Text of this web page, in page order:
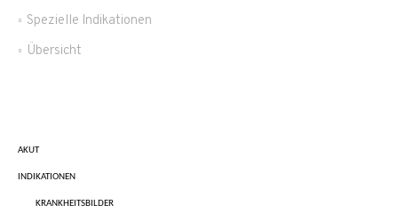
Spezielle Indikationen
Übersicht
AKUT
INDIKATIONEN
KRANKHEITSBILDER